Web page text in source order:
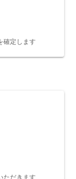
確定します
ただきます